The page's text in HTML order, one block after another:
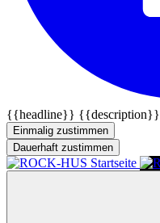
{{headline}} {{description}}
Einmalig zustimmen
Dauerhaft zustimmen